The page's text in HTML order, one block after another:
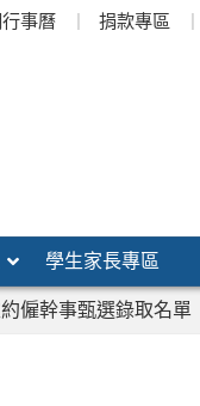
事曆 捐款專區
學生家長專區
僱幹事甄選錄取名單